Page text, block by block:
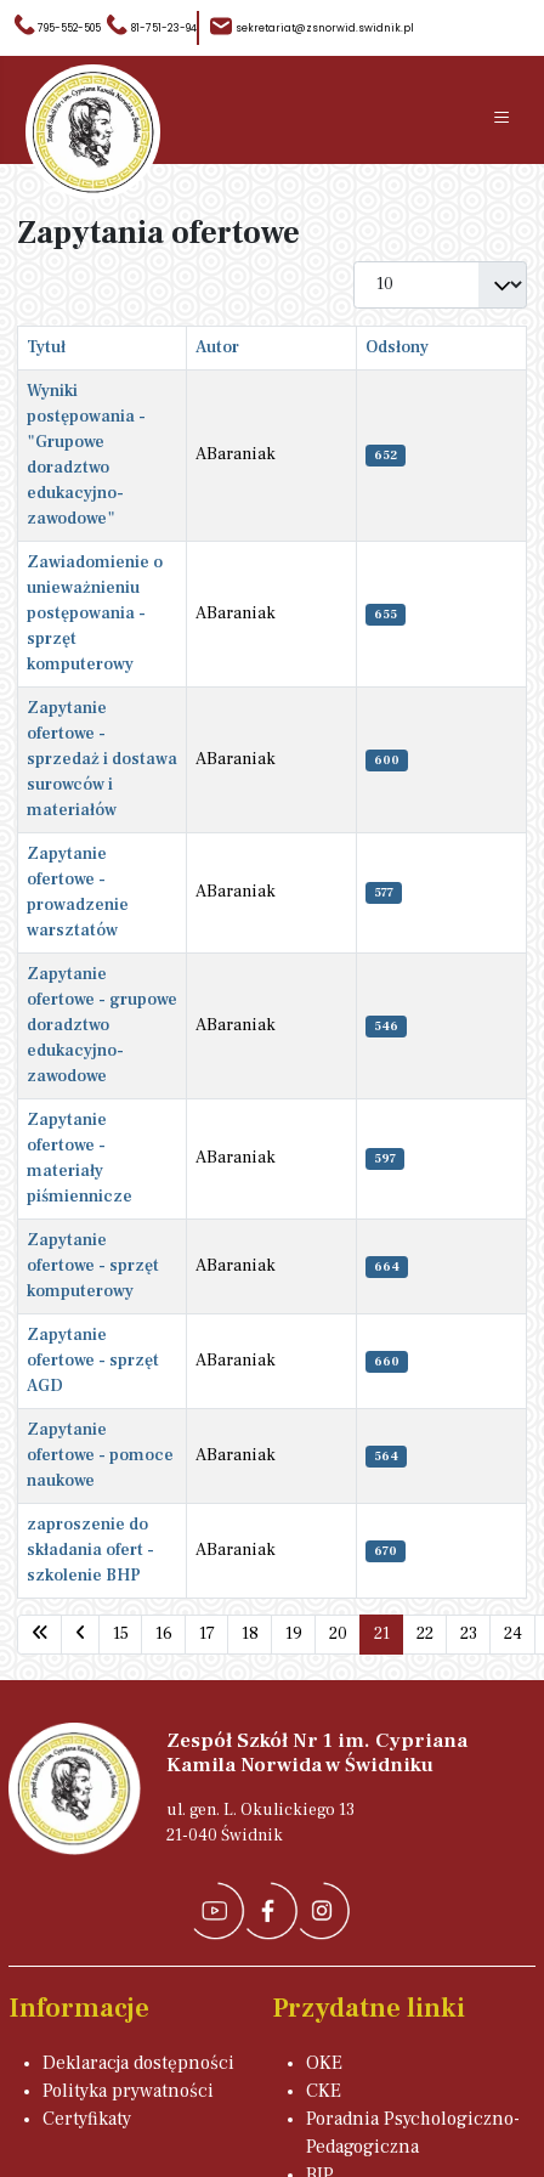
795-552-505 81-751-23-94 sekretariat@zsnorwid.swidnik.pl
≡
Zapytania ofertowe
Pokaż #
Spis artykułów
Tytuł Autor
Odsłony
Wyniki
postępowania -
"Grupowe
doradztwo
edukacyjno-
zawodowe"
ABaraniak 652
Zawiadomienie o
unieważnieniu
postępowania -
sprzęt
komputerowy
ABaraniak 655
Zapytanie
ofertowe -
sprzedaż i dostawa
surowców i
materiałów
ABaraniak 600
Zapytanie
ofertowe -
prowadzenie
warsztatów
ABaraniak 577
Zapytanie
ofertowe - grupowe
doradztwo
edukacyjno-
zawodowe
ABaraniak 546
Zapytanie
ofertowe -
materiały
piśmiennicze
ABaraniak 597
Zapytanie
ofertowe - sprzęt
komputerowy
ABaraniak 664
Zapytanie
ofertowe - sprzęt
AGD
ABaraniak 660
Zapytanie
ofertowe - pomoce
naukowe
ABaraniak 564
zaproszenie do
składania ofert -
szkolenie BHP
ABaraniak 670
Strona 21 z 24
15 16 17 18 19 20 21 22 23 24
Zespół Szkół Nr 1 im. Cypriana
Kamila Norwida w Świdniku
ul. gen. L. Okulickiego 13
21-040 Świdnik
Informacje
Deklaracja dostępności
Polityka prywatności
Certyfikaty
Przydatne linki
OKE
CKE
Poradnia Psychologiczno-
Pedagogiczna